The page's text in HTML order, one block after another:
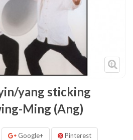
yang sticking
Ming (Ang)
Google+ Pinterest